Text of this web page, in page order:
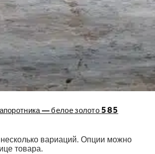
— белое золото 585
вариаций. Опции можно
товара.